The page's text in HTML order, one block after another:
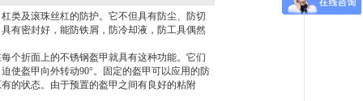
类及滚珠丝杠的防护。它不但具有防尘、防切
有密封好，能防铁屑，防冷却液，防工具偶然
折面上的不锈钢盔甲就具有这种功能。它们
使盔甲向外转动90°。固定的盔甲可以应用的防
的状态。由于预置的盔甲之间有良好的粘附